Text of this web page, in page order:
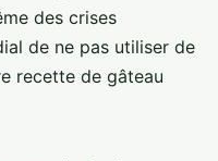
des crises
de ne pas utiliser de
recette de gâteau